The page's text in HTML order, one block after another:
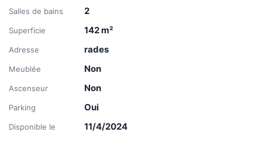
Salles de bains 2
Superficie 142m²
Adresse rades
Meublée Non
Ascenseur Non
Parking Oui
Disponible le 11/4/2024